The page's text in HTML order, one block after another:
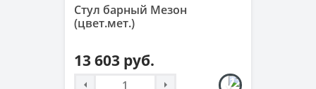
Стул барный Мезон
(цвет.мет.)
13 603 руб.